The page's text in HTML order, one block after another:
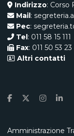
Indirizzo: Corso
Mail:
Pec:
Tel: 011 58 15 111
Fax: 011 50 53 23
Altri contatti
Amministrazione